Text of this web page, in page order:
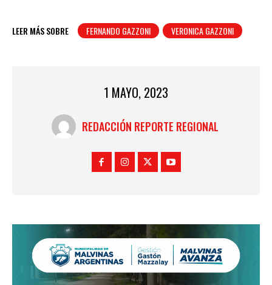
LEER MÁS SOBRE FERNANDO GAZZONI VERONICA GAZZONI
1 MAYO, 2023
REDACCIÓN REPORTE REGIONAL